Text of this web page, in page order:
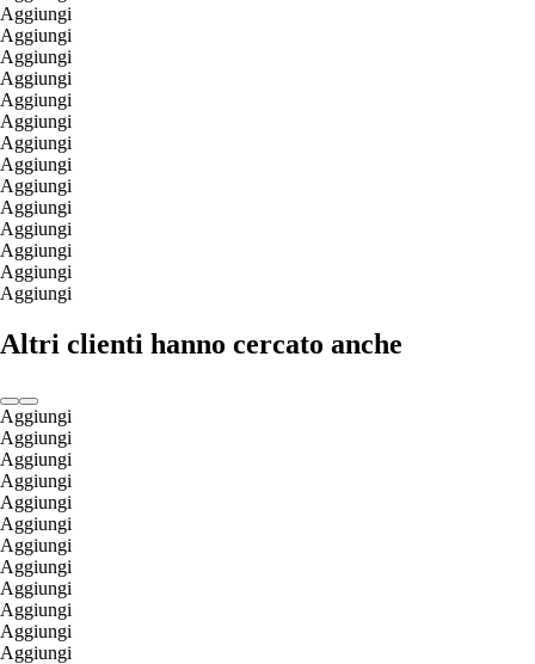
Aggiungi
Aggiungi
Aggiungi
Aggiungi
Aggiungi
Aggiungi
Aggiungi
Aggiungi
Aggiungi
Aggiungi
Aggiungi
Aggiungi
Aggiungi
Aggiungi
Altri clienti hanno cercato anche
Aggiungi
Aggiungi
Aggiungi
Aggiungi
Aggiungi
Aggiungi
Aggiungi
Aggiungi
Aggiungi
Aggiungi
Aggiungi
Aggiungi